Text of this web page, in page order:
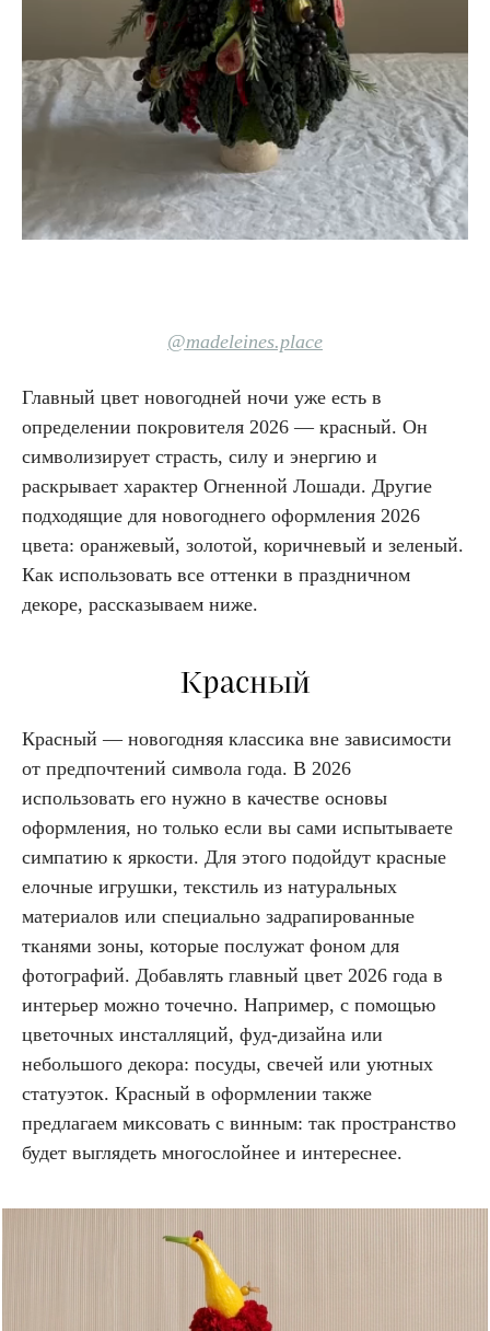
@madeleines.place
Главный цвет новогодней ночи уже есть в
определении покровителя 2026 — красный. Он
символизирует страсть, силу и энергию и
раскрывает характер Огненной Лошади. Другие
подходящие для новогоднего оформления 2026
цвета: оранжевый, золотой, коричневый и зеленый.
Как использовать все оттенки в праздничном
декоре, рассказываем ниже.
Красный
Красный — новогодняя классика вне зависимости
от предпочтений символа года. В 2026
использовать его нужно в качестве основы
оформления, но только если вы сами испытываете
симпатию к яркости. Для этого подойдут красные
елочные игрушки, текстиль из натуральных
материалов или специально задрапированные
тканями зоны, которые послужат фоном для
фотографий. Добавлять главный цвет 2026 года в
интерьер можно точечно. Например, с помощью
цветочных инсталляций, фуд-дизайна или
небольшого декора: посуды, свечей или уютных
статуэток. Красный в оформлении также
предлагаем миксовать с винным: так пространство
будет выглядеть многослойнее и интереснее.